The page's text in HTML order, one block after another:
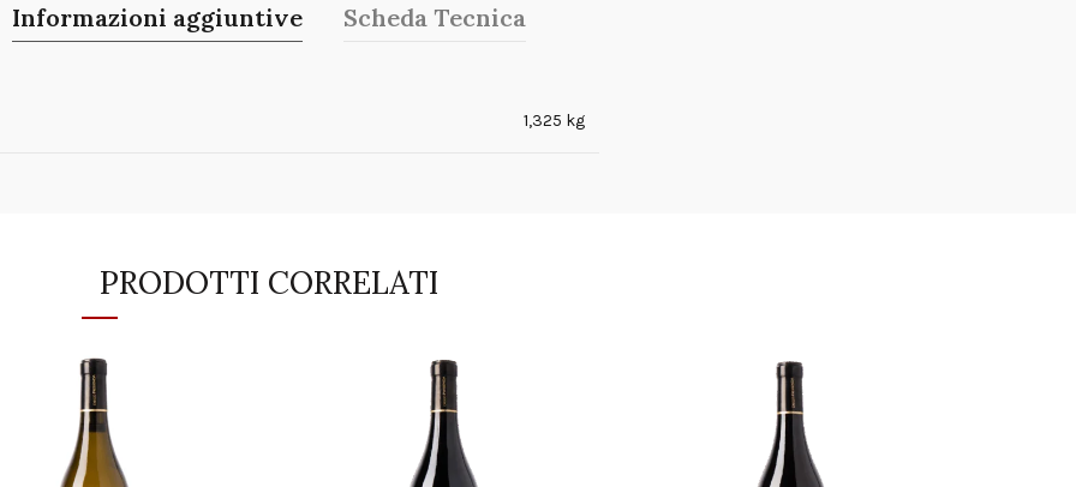
Informazioni aggiuntive Scheda Tecnica
1,325 kg
PRODOTTI CORRELATI